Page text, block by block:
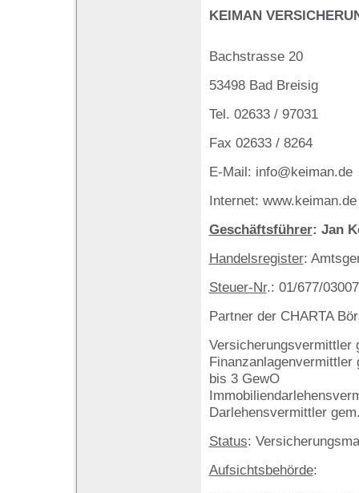
KEIMAN
Bachstrasse 20
53498 Bad Breisig
Tel. 02633 / 97031
Fax 02633 / 8264
E-Mail: info@keiman.de
Internet: www.keiman.de
Geschäftsführer: Jan
Handelsregister:
Steuer-Nr.: 01/677/03007
Partner der CHARTA
Versicherungsvermittler
bis 3 GewO
Darlehensvermittler
Status:
Aufsichtsbehörde: